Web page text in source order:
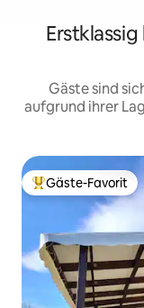
Gäste sind
aufgrund ihrer
Beliebter Gäste-
Gäste-Favorit